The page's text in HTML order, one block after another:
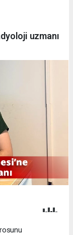
uzmanı